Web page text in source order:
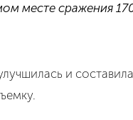
месте сражения
и